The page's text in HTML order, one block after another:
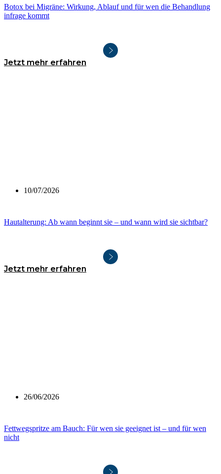
Botox bei Migräne: Wirkung, Ablauf und für wen die Behandlung
infrage kommt
Jetzt mehr erfahren
10/07/2026
Hautalterung: Ab wann beginnt sie – und wann wird sie sichtbar?
Jetzt mehr erfahren
26/06/2026
Fettwegspritze am Bauch: Für wen sie geeignet ist – und für wen
nicht